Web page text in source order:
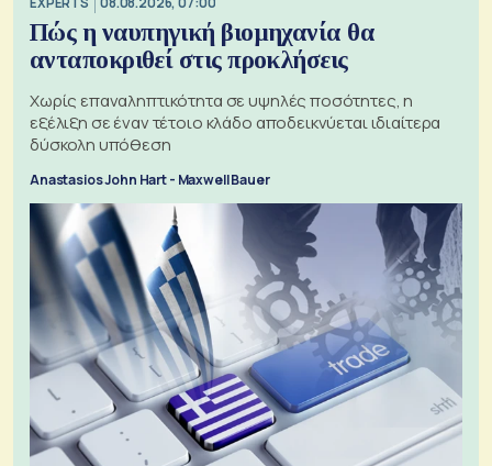
Πώς η ναυπηγική βιομηχανία θα
ανταποκριθεί στις προκλήσεις
Χωρίς επαναληπτικότητα σε υψηλές ποσότητες, η
εξέλιξη σε έναν τέτοιο κλάδο αποδεικνύεται ιδιαίτερα
δύσκολη υπόθεση
Anastasios John Hart - Maxwell Bauer